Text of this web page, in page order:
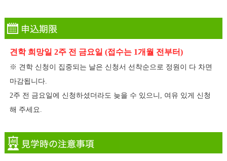
견학 희망일 2주 전 금요일 (접수는 1개월 전부터)
※ 견학 신청이 집중되는 날은 신청서 선착순으로 정원이 다 차면
마감됩니다.
2주 전 금요일에 신청하셨더라도 늦을 수 있으니, 여유 있게 신청
해 주세요.